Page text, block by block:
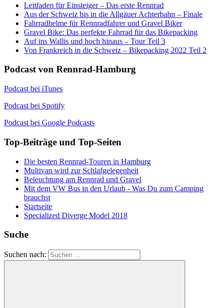
Leitfaden für Einsteiger – Das erste Rennrad
Aus der Schweiz bis in die Allgäuer Achterbahn – Finale
Fahrradhelme für Rennradfahrer und Gravel Biker
Gravel Bike: Das perfekte Fahrrad für das Bikepacking
Auf ins Wallis und hoch hinaus – Tour Teil 3
Von Frankreich in die Schweiz – Bikepacking 2022 Teil 2
Podcast von Rennrad-Hamburg
Podcast bei iTunes
Podcast bei Spotify
Podcast bei Google Podcasts
Top-Beiträge und Top-Seiten
Die besten Rennrad-Touren in Hamburg
Multivan wird zur Schlafgelegenheit
Beleuchtung am Rennrad und Gravel
Mit dem VW Bus in den Urlaub - Was Du zum Camping
brauchst
Startseite
Specialized Diverge Model 2018
Suche
Suchen nach: